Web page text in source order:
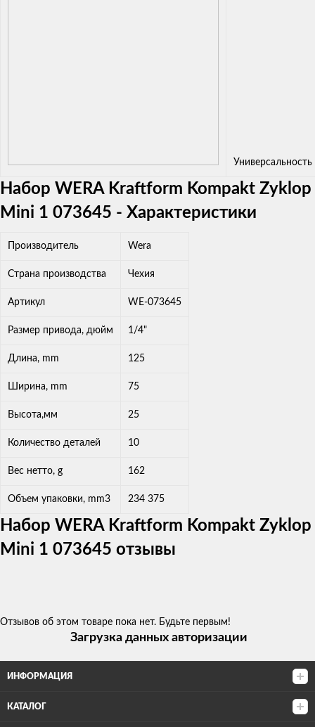
Универсальность
Набор WERA Kraftform Kompakt Zyklop
Mini 1 073645 - Характеристики
Производитель Wera
Страна производства Чехия
Артикул WE-073645
Размер привода, дюйм 1/4"
Длина, mm 125
Ширина, mm 75
Высота,мм 25
Количество деталей 10
Вес нетто, g 162
Объем упаковки, mm3 234 375
Набор WERA Kraftform Kompakt Zyklop
Mini 1 073645 отзывы
Отзывов об этом товаре пока нет. Будьте первым!
Загрузка данных авторизации
ИНФОРМАЦИЯ
КАТАЛОГ